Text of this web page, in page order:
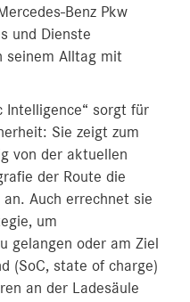
Benz Pkw
und Dienste
seinem Alltag mit
Intelligence“ sorgt für
Sie zeigt zum
von der aktuellen
der Route die
Auch errechnet sie
um
gelangen oder am Ziel
(SoC, state of charge)
an der Ladesäule